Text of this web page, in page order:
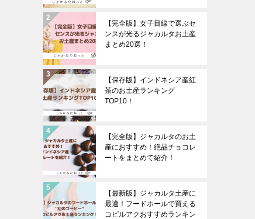
【完全版】女子目線で選ぶセ
ンスが光るジャカルタお土産
まとめ20選！
【保存版】インドネシア産紅
茶のお土産ランキング
TOP10！
【完全版】ジャカルタのお土
産におすすめ！絶品チョコレ
ートをまとめて紹介！
【最新版】ジャカルタ土産に
最適！フードホールで買える
コピルアクおすすめランキン